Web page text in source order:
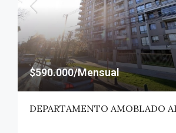
$590.000/Mensual